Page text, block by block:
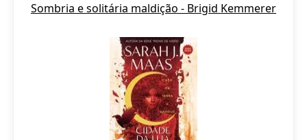
Sombria e solitária maldição - Brigid Kemmerer